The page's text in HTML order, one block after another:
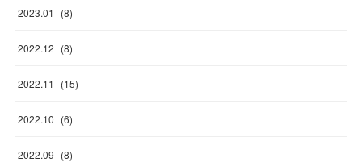
2023.01 (8)
2022.12 (8)
2022.11 (15)
2022.10 (6)
2022.09 (8)